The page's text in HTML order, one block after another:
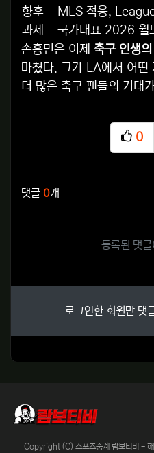
향후
과제
MLS 적응,
국가대표 2026 월
손흥민은 이제 축구 인생
마쳤다. 그가 LA에서 어떤
더 많은 축구 팬들의 기대
0
추천
댓글 0개
등록된 댓
로그인한 회원만 댓
Copyright (C) 스포츠중계 람보티비 - 해